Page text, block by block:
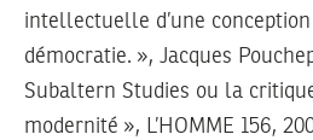
intellectuelle d’une
démocratie. », Jacques
Subaltern Studies ou la
modernité », L’HOMME 156,